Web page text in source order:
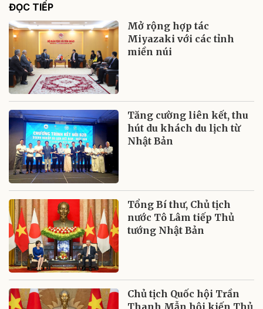
ĐỌC TIẾP
Mở rộng hợp tác
Miyazaki với các tỉnh
miền núi
Tăng cường liên kết, thu
hút du khách du lịch từ
Nhật Bản
Tổng Bí thư, Chủ tịch
nước Tô Lâm tiếp Thủ
tướng Nhật Bản
Chủ tịch Quốc hội Trần
Thanh Mẫn hội kiến Thủ